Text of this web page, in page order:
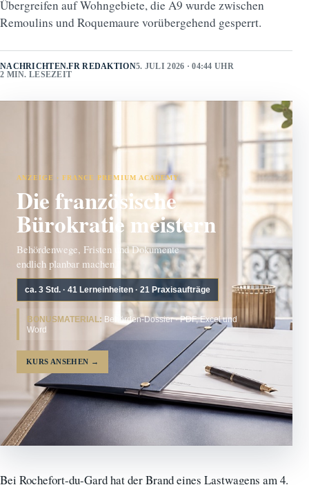
Übergreifen auf Wohngebiete, die A9 wurde zwischen
Remoulins und Roquemaure vorübergehend gesperrt.
NACHRICHTEN.FR REDAKTION5. JULI 2026 · 04:44 UHR
2 MIN. LESEZEIT
ANZEIGE · FRANCE PREMIUM ACADEMY
Die französische
Bürokratie meistern
Behördenwege, Fristen und Dokumente
endlich planbar machen.
ca. 3 Std. · 41 Lerneinheiten · 21 Praxisaufträge
BONUSMATERIAL: Behörden-Dossier · PDF, Excel und
Word
KURS ANSEHEN →
Bei Rochefort-du-Gard hat der Brand eines Lastwagens am 4.